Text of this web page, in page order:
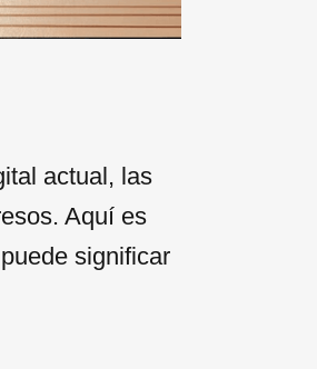
actual, las
Aquí es
significar